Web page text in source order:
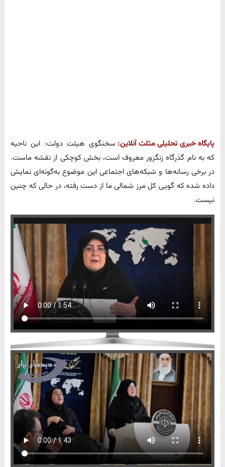
پایگاه خبری تحلیلی مثلث آنلاین: سخنگوی هیئت دولت: این ناحیه
که به نام گذرگاه زنگزور معروف است، بخش کوچکی از نقشه ماست.
در برخی رسانه‌ها و شبکه‌های اجتماعی این موضوع به‌گونه‌ای نمایش
داده شده که گویی کل مرز شمالی ما از دست رفته، در حالی که چنین
نیست.